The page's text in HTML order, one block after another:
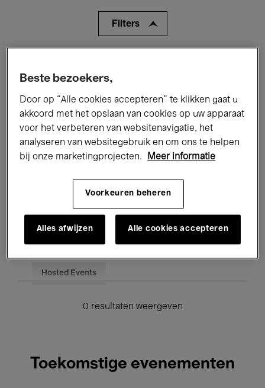
Filters
Performances Lezingen & Debatten
Jazz Klassieke Muziek Global Music
Onderwijs Rondleidingen
Hosted Events
0 resultaten weergeven
Toekomstige evenementen
Beste bezoekers,
Door op “Alle cookies accepteren” te klikken gaat u
akkoord met het opslaan van cookies op uw apparaat
voor het verbeteren van websitenavigatie, het
analyseren van websitegebruik en om ons te helpen
bij onze marketingprojecten.
Meer informatie
Voorkeuren beheren
Alles afwijzen Alle cookies accepteren